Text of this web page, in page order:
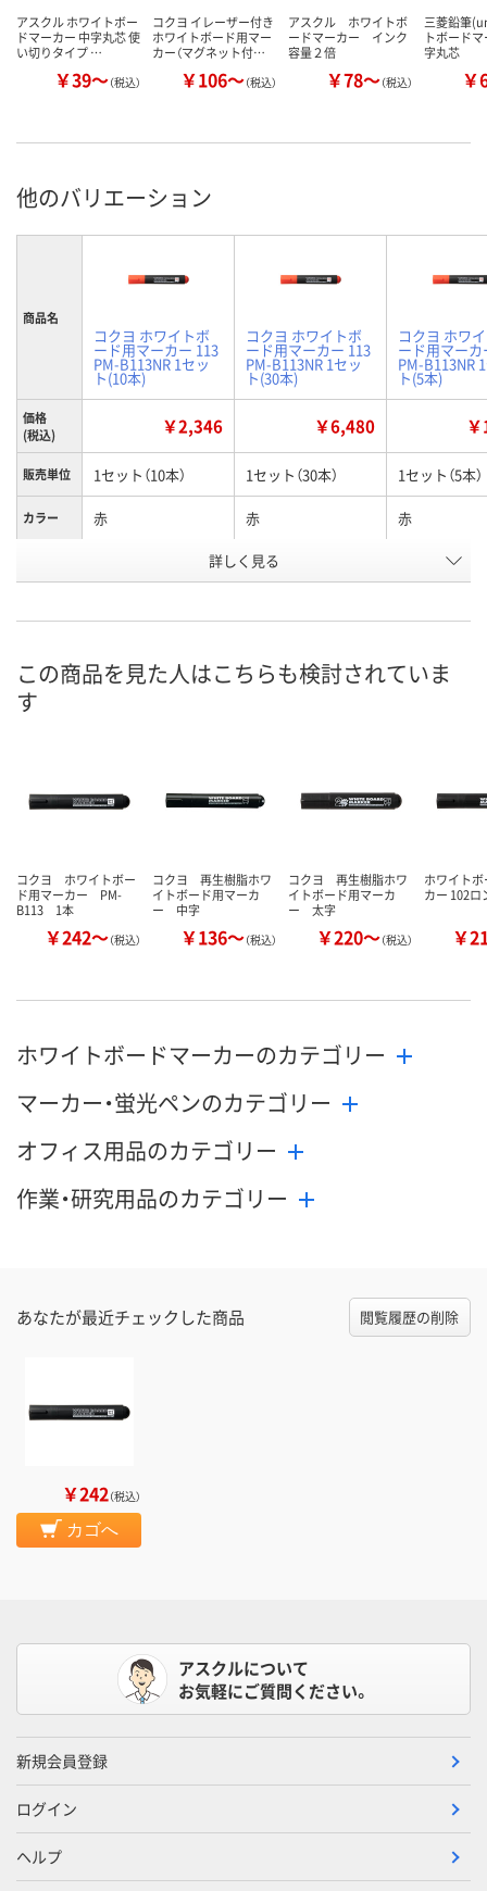
アスクル ホワイトボー
ドマーカー 中字丸芯 使
い切りタイプ …
￥39～（税込）
コクヨ イレーザー付き
ホワイトボード用マー
カー（マグネット付…
￥106～（税込）
アスクル ホワイトボ
ードマーカー インク
容量２倍
￥78～（税込）
三菱鉛筆
トボード
字丸芯
￥
他のバリエーション
商品名
コクヨ ホワイトボ
ード用マーカー 113
PM-B113NR 1セッ
ト(10本)
コクヨ ホワイトボ
ード用マーカー 113
PM-B113NR 1セッ
ト(30本)
コクヨ ホワ
ード用マーカ
PM-B113NR
ト(5本)
価格
(税込)
￥2,346 ￥6,480
販売単位 1セット（10本） 1セット（30本） 1セット（5本）
カラー 赤 赤 赤
A527195 1282093
8月8日（土）
詳しく見る
この商品を見た人はこちらも検討されていま
す
コクヨ ホワイトボー
ド用マーカー PM-
B113 1本
￥242～（税込）
コクヨ 再生樹脂ホワ
イトボード用マーカ
ー 中字
￥136～（税込）
コクヨ 再生樹脂ホワ
イトボード用マーカ
ー 太字
￥220～（税込）
ホワイト
カー 102ロ
￥
ホワイトボードマーカーのカテゴリー
マーカー・蛍光ペンのカテゴリー
オフィス用品のカテゴリー
作業・研究用品のカテゴリー
あなたが最近チェックした商品 閲覧履歴の削除
￥242（税込）
カゴへ
アスクルについて
お気軽にご質問ください。
新規会員登録
ログイン
ヘルプ